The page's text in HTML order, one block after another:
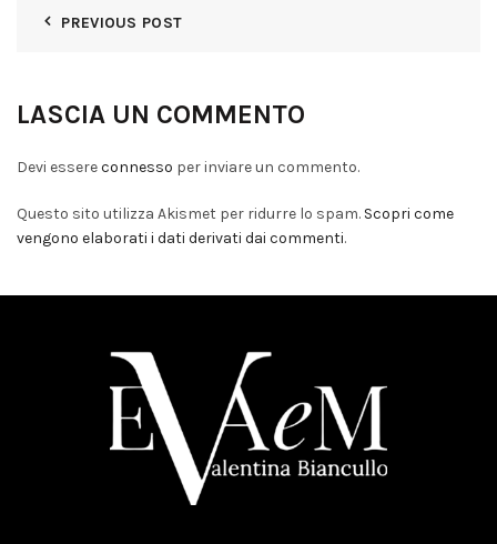
PREVIOUS POST
LASCIA UN COMMENTO
Devi essereconnesso per inviare un commento.
Questo sito utilizza Akismet per ridurre lo spam. Scopri come
vengono elaborati i dati derivati dai commenti.